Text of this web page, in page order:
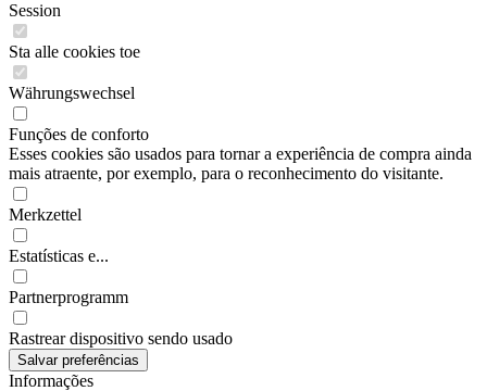
Session
Sta alle cookies toe
Währungswechsel
Funções de conforto
Esses cookies são usados para tornar a experiência de compra ainda
mais atraente, por exemplo, para o reconhecimento do visitante.
Merkzettel
Estatísticas e...
Partnerprogramm
Rastrear dispositivo sendo usado
Informações